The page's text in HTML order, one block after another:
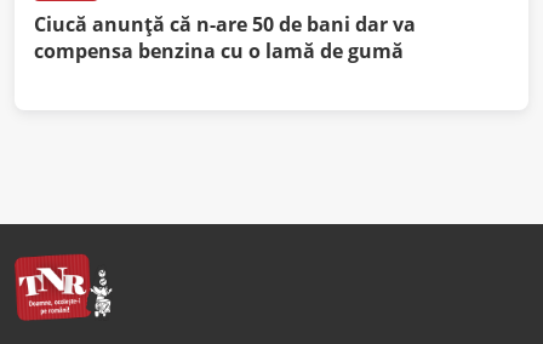
Ciucă anunţă că n-are 50 de bani dar va
compensa benzina cu o lamă de gumă